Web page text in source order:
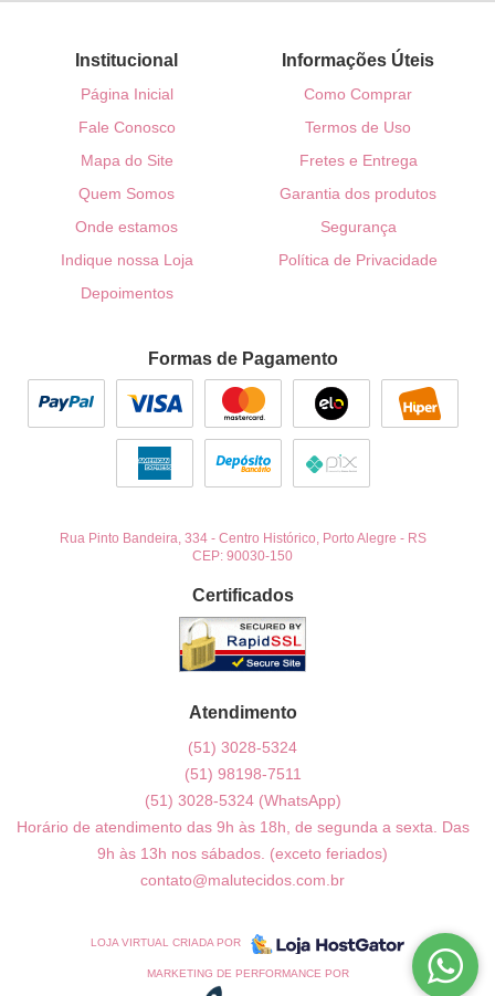
Institucional
Página Inicial
Fale Conosco
Mapa do Site
Quem Somos
Onde estamos
Indique nossa Loja
Depoimentos
Informações Úteis
Como Comprar
Termos de Uso
Fretes e Entrega
Garantia dos produtos
Segurança
Política de Privacidade
Formas de Pagamento
Rua Pinto Bandeira, 334- Centro Histórico, Porto Alegre - RS
CEP: 90030-150
Certificados
Atendimento
(51) 3028-5324
(51) 98198-7511
(51) 3028-5324 (WhatsApp)
Horário de atendimento das 9h às 18h, de segunda a sexta. Das
9h às 13h nos sábados. (exceto feriados)
contato@malutecidos.com.br
LOJA VIRTUAL CRIADA POR
MARKETING DE PERFORMANCE POR